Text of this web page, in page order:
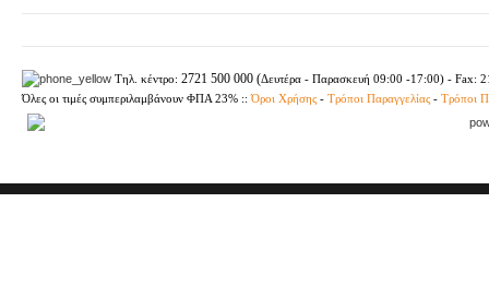
Τηλ. κέντρο: 2721 500 000 (Δευτέρα - Παρασκευή 09:00 -17:00) - Fax:
Όλες οι τιμές συμπεριλαμβάνουν ΦΠΑ 23% :: Όροι Χρήσης - Τρόποι Παραγγελίας - Τρόποι